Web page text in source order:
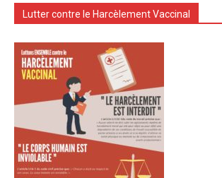
Lutter contre le Harcèlement Vaccinal